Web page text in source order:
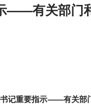
——有关部门
记重要指示——有关部